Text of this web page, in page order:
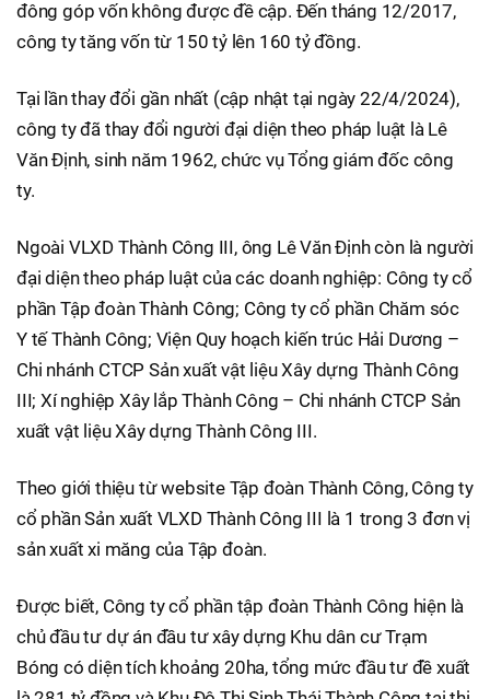
đông góp vốn không được đề cập. Đến tháng 12/2017,
công ty tăng vốn từ 150 tỷ lên 160 tỷ đồng.
Tại lần thay đổi gần nhất (cập nhật tại ngày 22/4/2024),
công ty đã thay đổi người đại diện theo pháp luật là Lê
Văn Định, sinh năm 1962, chức vụ Tổng giám đốc công
ty.
Ngoài VLXD Thành Công III, ông Lê Văn Định còn là người
đại diện theo pháp luật của các doanh nghiệp: Công ty cổ
phần Tập đoàn Thành Công; Công ty cổ phần Chăm sóc
Y tế Thành Công; Viện Quy hoạch kiến trúc Hải Dương –
Chi nhánh CTCP Sản xuất vật liệu Xây dựng Thành Công
III; Xí nghiệp Xây lắp Thành Công – Chi nhánh CTCP Sản
xuất vật liệu Xây dựng Thành Công III.
Theo giới thiệu từ website Tập đoàn Thành Công, Công ty
cổ phần Sản xuất VLXD Thành Công III là 1 trong 3 đơn vị
sản xuất xi măng của Tập đoàn.
Được biết, Công ty cổ phần tập đoàn Thành Công hiện là
chủ đầu tư dự án đầu tư xây dựng Khu dân cư Trạm
Bóng có diện tích khoảng 20ha, tổng mức đầu tư đề xuất